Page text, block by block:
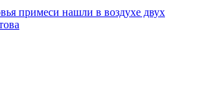
примеси нашли в воздухе двух